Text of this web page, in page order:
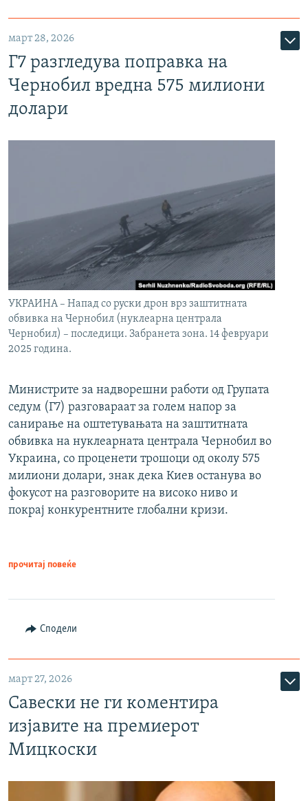
март 28, 2026
Г7 разгледува поправка на
Чернобил вредна 575 милиони
долари
УКРАИНА – Напад со руски дрон врз заштитната
обвивка на Чернобил (нуклеарна централа
Чернобил) – последици. Забранета зона. 14 февруари
2025 година.
Министрите за надворешни работи од Групата
седум (Г7) разговараат за голем напор за
санирање на оштетувањата на заштитната
обвивка на нуклеарната централа Чернобил во
Украина, со проценети трошоци од околу 575
милиони долари, знак дека Киев останува во
фокусот на разговорите на високо ниво и
покрај конкурентните глобални кризи.
прочитај повеќе
Сподели
март 27, 2026
Савески не ги коментира
изјавите на премиерот
Мицкоски